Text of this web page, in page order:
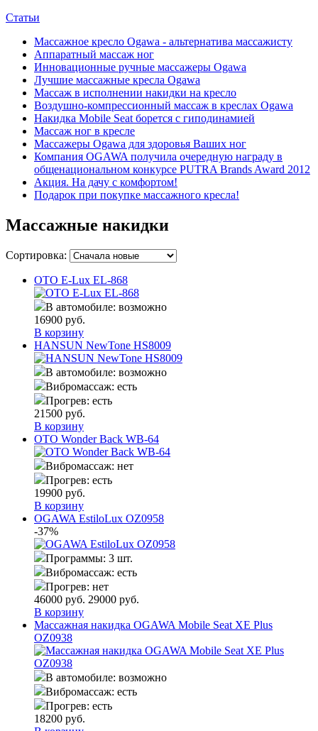
Статьи
Массажное кресло Ogawa - альтернатива массажисту
Аппаратный массаж ног
Инновационные ручные массажеры Ogawa
Лучшие массажные кресла Ogawa
Массаж в исполнении накидки на кресло
Воздушно-компрессионный массаж в креслах Ogawa
Накидка Mobile Seat борется с гиподинамией
Массаж ног в кресле
Массажеры Ogawa для здоровья Ваших ног
Компания OGAWA получила очередную награду в
общенациональном конкурсе PUTRA Brands Award 2012
Акция. На дачу с комфортом!
Подарок при покупке массажного кресла!
Массажные накидки
Сортировка:
OTO E-Lux EL-868
В автомобиле: возможно
16900 руб.
В корзину
HANSUN NewTone HS8009
В автомобиле: возможно
Вибромассаж: есть
Прогрев: есть
21500 руб.
В корзину
OTO Wonder Back WB-64
Вибромассаж: нет
Прогрев: есть
19900 руб.
В корзину
OGAWA EstiloLux OZ0958
-37%
Программы: 3 шт.
Вибромассаж: есть
Прогрев: нет
46000 руб. 29000 руб.
В корзину
Массажная накидка OGAWA Mobile Seat XE Plus
OZ0938
В автомобиле: возможно
Вибромассаж: есть
Прогрев: есть
18200 руб.